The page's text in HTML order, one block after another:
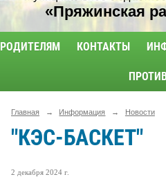
«Пряжинская
РОДИТЕЛЯМ КОНТАКТЫ
Главная → Информация → Новости
"КЭС-БАСКЕТ"
2 декабря 2024 г.